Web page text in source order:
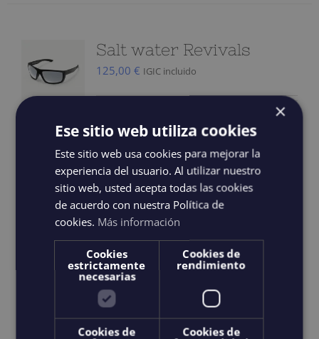
Les
sur
la
page
produit
Salt water Revivals
125,00 € IGIC incluido
Les lunettes de protection Saltwater
Revivals sont équipées d'un système
optique V52® exceptionnellement clair
et polarisé. Les verres teintés en gris
améliorent la perception des couleurs et
miroirs pour protéger de la lumière
intense du soleil, ce qui les rend idéales
pour naviguer, naviguer et encore
naviguer. La structure durable est
×
Ese sitio web utiliza cookies
Este sitio web usa cookies para mejorar la
experiencia del usuario. Al utilizar nuestro
sitio web, usted acepta todas las cookies
de acuerdo con nuestra Política de
cookies. Más información
Cookies
estrictamente
necesarias
Cookies de
rendimiento
Cookies de
Cookies de